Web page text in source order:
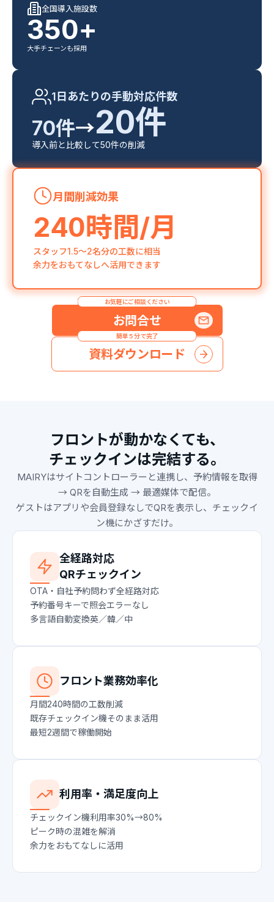
全国導入施設数
350+
大手チェーンも採用
1日あたりの手動対応件数
70件→20件
導入前と比較して50件の削減
月間削減効果
240時間/月
スタッフ1.5〜2名分の工数に相当
余力をおもてなしへ活用できます
お気軽にご相談ください
お問合せ
簡単５分で完了
資料ダウンロード
フロントが動かなくても、
チェックインは完結する。
MAIRYはサイトコントローラーと連携し、予約情報を取得
→ QRを自動生成 → 最適媒体で配信。
ゲストはアプリや会員登録なしでQRを表示し、チェックイ
ン機にかざすだけ。
全経路対応
QRチェックイン
OTA・自社予約問わず全経路対応
予約番号キーで照会エラーなし
多言語自動変換英／韓／中
フロント業務効率化
月間240時間の工数削減
既存チェックイン機そのまま活用
最短2週間で稼働開始
利用率・満足度向上
チェックイン機利用率30%→80%
ピーク時の混雑を解消
余力をおもてなしに活用